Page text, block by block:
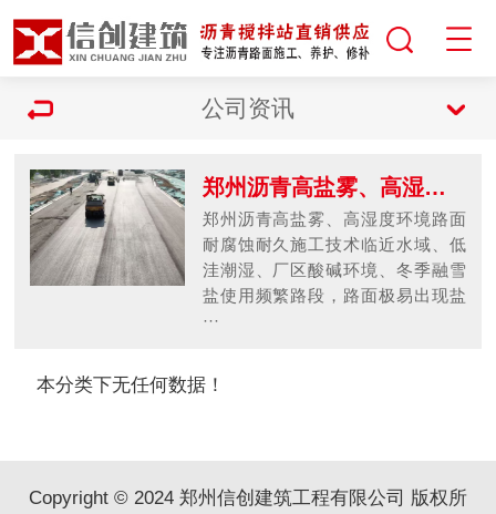
公司资讯
郑州沥青高盐雾、高湿度环境路面耐腐蚀耐久施工技术 临近水域、低洼潮湿、厂区酸碱环境、冬季融雪盐使用频繁路段，路面极易出现盐蚀老化、沥青剥离、石料松散、表层发白、快速衰变等特殊病害，普通施工工艺无法适配复杂腐蚀工况。郑州沥青搅拌站 我司针对腐蚀型路况，采用抗盐蚀、抗老化、抗酸碱、抗冻融专项耐久施工工艺。选用高耐候改性沥青原材料，提升沥青抗老化、抗介质腐蚀性能；优化矿粉掺配比例，提升混合料密实度与抗渗透能力，阻断盐分、酸碱水渗入结构内部。郑州沥青搅拌站 施工中强化层间防水体系，多层封堵毛细渗透通道；成型路面表层致密封闭，降低盐分附着、结晶、膨胀破坏；完工后做预防性封层防护，形成耐候保护膜，抵抗紫外线、水汽、盐蚀多重老化。郑州沥青搅拌站 成型路面可长期耐受潮湿、盐雾、融雪、酸碱侵蚀，不易老化松散、不易发白衰变、不易坑槽破损，大幅提升特殊工况道路使用寿命。郑州沥青搅拌站
郑州沥青高盐雾、高湿度环境路面
耐腐蚀耐久施工技术临近水域、低
洼潮湿、厂区酸碱环境、冬季融雪
盐使用频繁路段，路面极易出现盐
···
本分类下无任何数据！
Copyright © 2024 郑州信创建筑工程有限公司 版权所